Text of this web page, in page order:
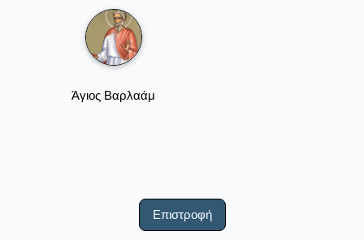
Άγιος Βαρλαάμ
Επιστροφή